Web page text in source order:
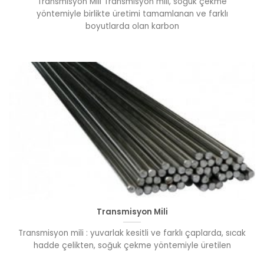
yöntemiyle birlikte üretimi tamamlanan ve farklı
boyutlarda olan karbon
Transmisyon Mili
Transmisyon mili : yuvarlak kesitli ve farklı çaplarda, sıcak
hadde çelikten, soğuk çekme yöntemiyle üretilen